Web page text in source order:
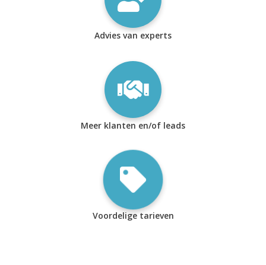
Advies van experts
Meer klanten en/of leads
Voordelige tarieven